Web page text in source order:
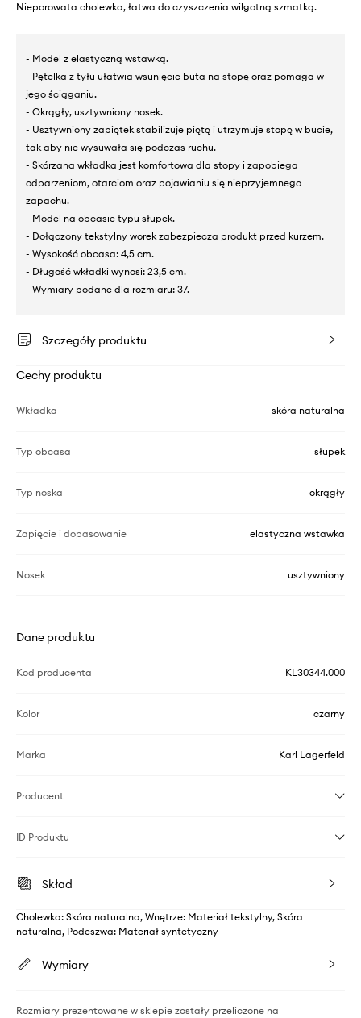
Nieporowata cholewka, łatwa do czyszczenia wilgotną szmatką.
- Model z elastyczną wstawką.
- Pętelka z tyłu ułatwia wsunięcie buta na stopę oraz pomaga w
jego ściąganiu.
- Okrągły, usztywniony nosek.
- Usztywniony zapiętek stabilizuje piętę i utrzymuje stopę w bucie,
tak aby nie wysuwała się podczas ruchu.
- Skórzana wkładka jest komfortowa dla stopy i zapobiega
odparzeniom, otarciom oraz pojawianiu się nieprzyjemnego
zapachu.
- Model na obcasie typu słupek.
- Dołączony tekstylny worek zabezpiecza produkt przed kurzem.
- Wysokość obcasa: 4,5 cm.
- Długość wkładki wynosi: 23,5 cm.
- Wymiary podane dla rozmiaru: 37.
Szczegóły produktu
Cechy produktu
Wkładka skóra naturalna
Typ obcasa słupek
Typ noska okrągły
Zapięcie i dopasowanie elastyczna wstawka
Nosek usztywniony
Dane produktu
Kod producenta KL30344.000
Kolor czarny
Marka Karl Lagerfeld
Producent
ID Produktu
Skład
Cholewka: Skóra naturalna, Wnętrze: Materiał tekstylny, Skóra
naturalna, Podeszwa: Materiał syntetyczny
Wymiary
Rozmiary prezentowane w sklepie zostały przeliczone na